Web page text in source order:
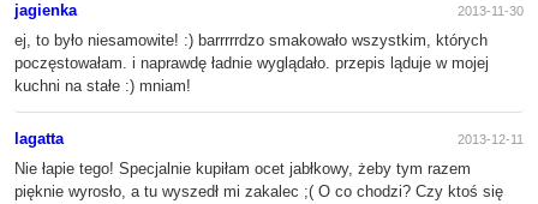
jagienka 2013-11-30
ej, to było niesamowite! :) barrrrrdzo smakowało wszystkim, których
poczęstowałam. i naprawdę ładnie wyglądało. przepis ląduje w mojej
kuchni na stałe :) mniam!
lagatta 2013-12-11
Nie łapie tego! Specjalnie kupiłam ocet jabłkowy, żeby tym razem
pięknie wyrosło, a tu wyszedł mi zakalec ;( O co chodzi? Czy ktoś się